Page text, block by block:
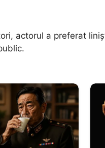
actorul a preferat